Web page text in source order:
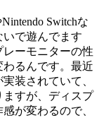
Switchな
で遊んでます
ーモニターの性
るんです。最近
装されていて、
すが、ディスプ
が変わるので、